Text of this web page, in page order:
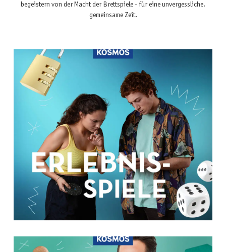
begeistern von der Macht der Brettspiele - für eine unvergessliche,
gemeinsame Zeit.